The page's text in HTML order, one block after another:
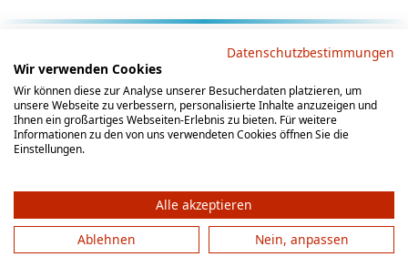
AGB Datenschutz
Impressum
Social Media
© 2012 - 2026 by gesellschaftsspieler-gesucht.de
Datenschutzbestimmungen
Wir verwenden Cookies
Wir können diese zur Analyse unserer Besucherdaten platzieren, um
unsere Webseite zu verbessern, personalisierte Inhalte anzuzeigen und
Ihnen ein großartiges Webseiten-Erlebnis zu bieten. Für weitere
Informationen zu den von uns verwendeten Cookies öffnen Sie die
Einstellungen.
Alle akzeptieren
Ablehnen
Nein, anpassen